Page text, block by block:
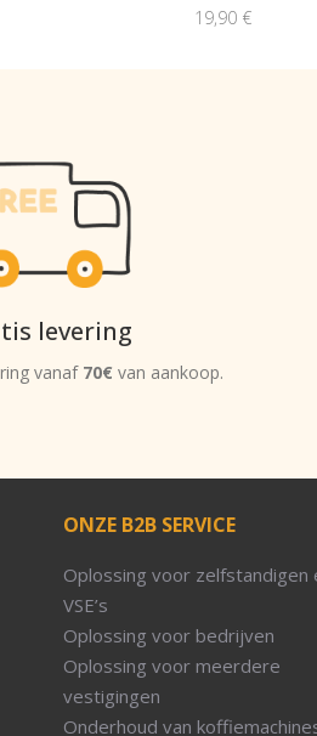
19,90 €
levering
vanaf 70€ van aankoop.
ONZE B2B SERVICE
Oplossing voor zelfstandigen
VSE’s
Oplossing voor bedrijven
Oplossing voor meerdere
vestigingen
Onderhoud van